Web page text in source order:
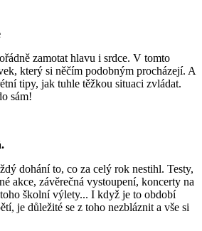
zamotat hlavu i srdce. V tomto
který si něčím podobným procházejí. A
tipy, jak tuhle těžkou situaci zvládat.
sám!
dohání to, co za celý rok nestihl. Testy,
akce, závěrečná vystoupení, koncerty na
školní výlety... I když je to období
je důležité se z toho nezbláznit a vše si